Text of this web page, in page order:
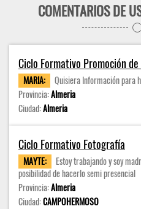
COMENTARIOS DE
Ciclo Formativo Promoción
MARIA:
Quisiera Información para
Provincia:Almeria
Ciudad:Almeria
Ciclo Formativo Fotografía
MAYTE:
Estoy trabajando y soy
posibilidad de hacerlo semi presencial
Provincia:Almeria
Ciudad:CAMPOHERMOSO